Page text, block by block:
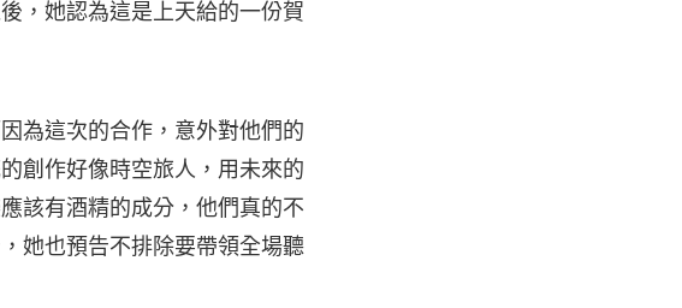
，她認為這是上天給的一份賀
為這次的合作，意外對他們的
創作好像時空旅人，用未來的
該有酒精的成分，他們真的不
她也預告不排除要帶領全場聽